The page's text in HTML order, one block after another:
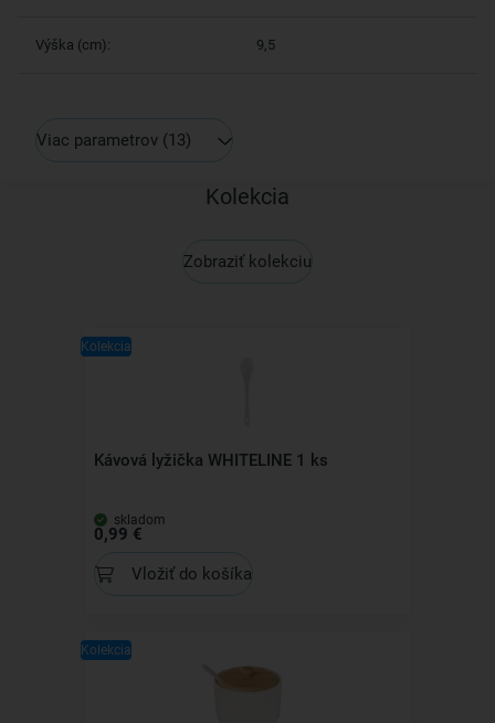
Výška (cm): 9,5
Viac parametrov (13)
Kolekcia
Zobraziť kolekciu
Kolekcia
Kávová lyžička WHITELINE 1 ks
skladom
0,99 €
Vložiť do košíka
Kolekcia